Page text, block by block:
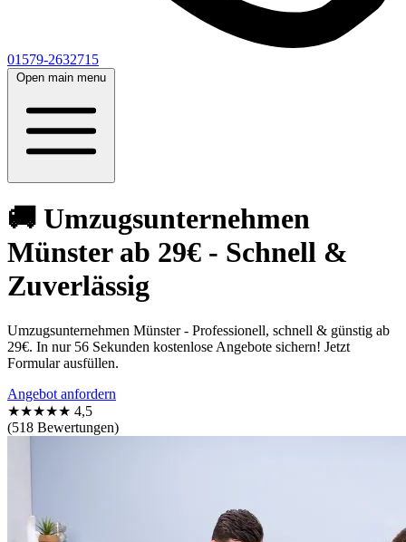
01579-2632715
Open main menu
🚚 Umzugsunternehmen
Münster ab 29€ - Schnell &
Zuverlässig
Umzugsunternehmen Münster - Professionell, schnell & günstig ab
29€. In nur 56 Sekunden kostenlose Angebote sichern! Jetzt
Formular ausfüllen.
Angebot anfordern
★★★★★ 4,5
(518 Bewertungen)